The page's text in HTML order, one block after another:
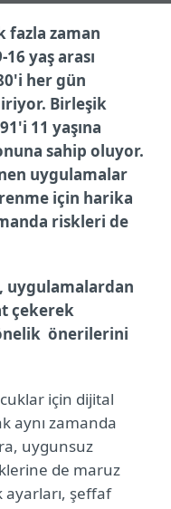
fazla zaman
yaş arası
her gün
Birleşik
11 yaşına
sahip oluyor.
uygulamalar
için harika
riskleri de
uygulamalardan
çekerek
önerilerini
için dijital
aynı zamanda
uygunsuz
de maruz
ayarları, şeffaf